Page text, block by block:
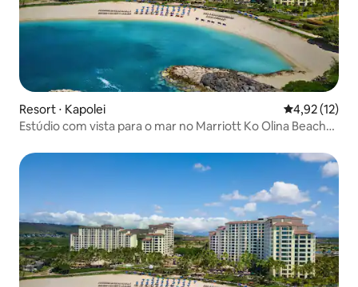
Resort ⋅ Kapolei 4,92 de uma
4,92 (12)
Estúdio com vista para o mar no Marriott Ko Olina Beach